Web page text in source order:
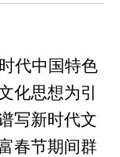
代中国特色
化思想为引
写新时代文
春节期间群